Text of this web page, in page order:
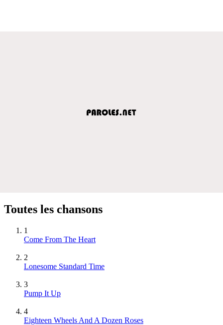
Toutes les chansons
1
Come From The Heart
2
Lonesome Standard Time
3
Pump It Up
4
Eighteen Wheels And A Dozen Roses